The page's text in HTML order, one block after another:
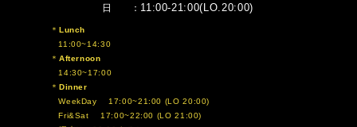
日 11:00-21:00(LO.20:00)
Lunch
11:00~14:30
Afternoon
14:30~17:00
Dinner
WeekDay 17:00~21:00 (LO 20:00)
Fri&Sat 17:00~22:00 (LO 21:00)